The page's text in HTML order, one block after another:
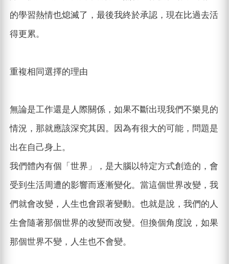
的學習熱情也熄滅了，最後我終於承認，現在比過去活
得更累。
重複相同選擇的理由
無論是工作還是人際關係，如果不斷出現我們不樂見的
情況，那就應該深究其因。因為有很大的可能，問題是
出在自己身上。
我們體內有個「世界」，是大腦以特定方式創造的，會
受到生活周遭的影響而逐漸變化。當這個世界改變，我
們就會改變，人生也會跟著變動。也就是說，我們的人
生會隨著那個世界的改變而改變。但換個角度說，如果
那個世界不變，人生也不會變。